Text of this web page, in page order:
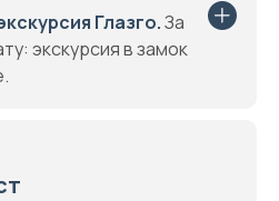
Глазго.За
экскурсия в замок